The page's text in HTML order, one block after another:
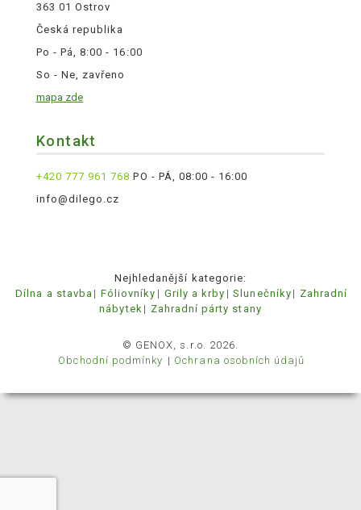
363 01 Ostrov
Česká republika
Po - Pá, 8:00 - 16:00
So - Ne, zavřeno
mapa zde
Kontakt
+420 777 961 768 PO - PÁ, 08:00 - 16:00
info@dilego.cz
Nejhledanější kategorie:
Dílna a stavba
Fóliovníky Grily a krby Slunečníky
Zahradní
nábytek
Zahradní párty stany
© GENOX, s.r.o. 2026.
Obchodní podmínky
Ochrana osobních údajů